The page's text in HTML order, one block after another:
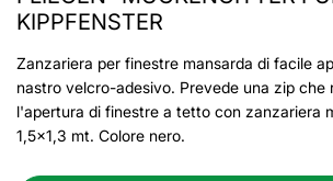
KIPPFENSTER
Zanzariera per finestre mansarda di facile
nastro velcro-adesivo. Prevede una zip che
l'apertura di finestre a tetto con zanzariera
1,5x1,3 mt. Colore nero.